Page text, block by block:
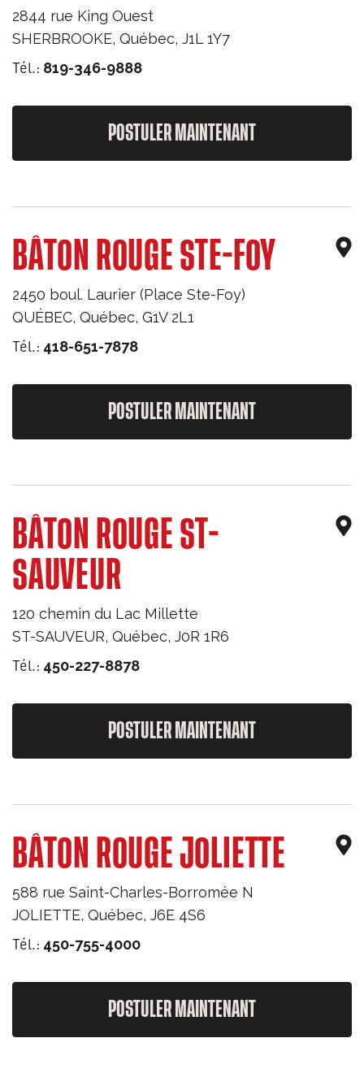
2844 rue King Ouest
SHERBROOKE, Québec, J1L 1Y7
Tél.: 819-346-9888
POSTULER MAINTENANT
BÂTON ROUGE STE-FOY
2450 boul. Laurier (Place Ste-Foy)
QUÉBEC, Québec, G1V 2L1
Tél.: 418-651-7878
POSTULER MAINTENANT
BÂTON ROUGE ST-
SAUVEUR
120 chemin du Lac Millette
ST-SAUVEUR, Québec, J0R 1R6
Tél.: 450-227-8878
POSTULER MAINTENANT
BÂTON ROUGE JOLIETTE
588 rue Saint-Charles-Borromée N
JOLIETTE, Québec, J6E 4S6
Tél.: 450-755-4000
POSTULER MAINTENANT